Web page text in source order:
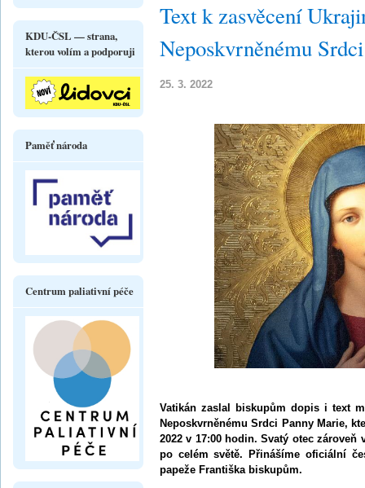
Text k zasvěcení
Neposkvrněnému
25. 3. 2022
Vatikán zaslal biskupům dopis i text
Neposkvrněnému Srdci Panny Marie,
2022 v 17:00 hodin. Svatý otec
po celém světě. Přinášíme oficiální
papeže Františka biskupům.
KDU-ČSL — strana,
kterou volím a podporuji
Paměť národa
Centrum paliativní péče